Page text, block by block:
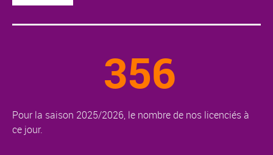
356
Pour la saison 2025/2026, le nombre de nos licenciés à
ce jour.